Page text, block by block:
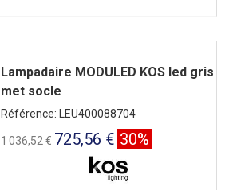
Lampadaire MODULED KOS led gris
met socle
Référence: LEU400088704
1 036,52 € 725,56 € 30%